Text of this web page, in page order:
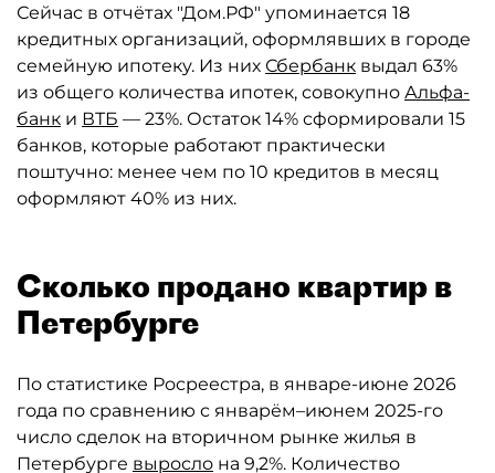
Сейчас в отчётах "Дом.РФ" упоминается 18
кредитных организаций, оформлявших в городе
семейную ипотеку. Из них Сбербанк выдал 63%
из общего количества ипотек, совокупно Альфа-
банк и ВТБ — 23%. Остаток 14% сформировали 15
банков, которые работают практически
поштучно: менее чем по 10 кредитов в месяц
оформляют 40% из них.
Сколько продано квартир в
Петербурге
По статистике Росреестра, в январе-июне 2026
года по сравнению с январём–июнем 2025-го
число сделок на вторичном рынке жилья в
Петербурге выросло на 9,2%. Количество